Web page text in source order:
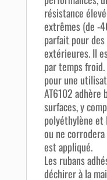
résistance
extrêmes (de -
parfait pour
extérieures. Il
par temps
pour une
AT6102 adhère
surfaces, y
polyéthylène et
ou ne
est appliqué.
Les rubans
déchirer à la